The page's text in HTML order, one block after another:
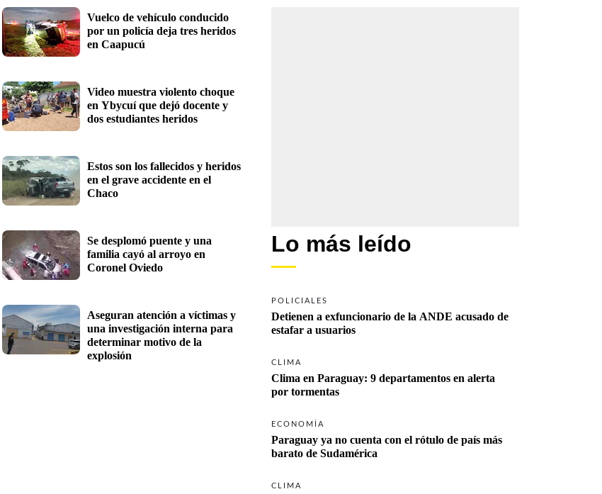
Vuelco de vehículo conducido
por un policía deja tres heridos
en Caapucú
Video muestra violento choque
en Ybycuí que dejó docente y
dos estudiantes heridos
Estos son los fallecidos y heridos
en el grave accidente en el
Chaco
Se desplomó puente y una
familia cayó al arroyo en
Aseguran atención a víctimas y
una investigación interna para
determinar motivo de la
explosión
Lo más leído
POLICIALES
Detienen a exfuncionario de la ANDE acusado de
estafar a usuarios
CLIMA
Clima en Paraguay: 9 departamentos en alerta
por tormentas
ECONOMÍA
Paraguay ya no cuenta con el rótulo de país más
barato de Sudamérica
CLIMA